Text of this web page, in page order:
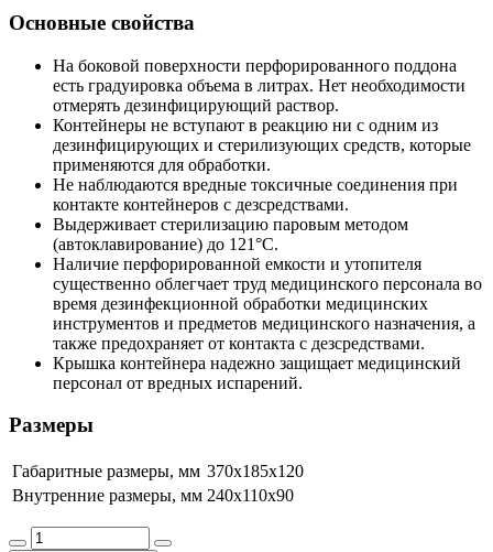
Основные свойства
На боковой поверхности перфорированного поддона
есть градуировка объема в литрах. Нет необходимости
отмерять дезинфицирующий раствор.
Контейнеры не вступают в реакцию ни с одним из
дезинфицирующих и стерилизующих средств, которые
применяются для обработки.
Не наблюдаются вредные токсичные соединения при
контакте контейнеров с дезсредствами.
Выдерживает стерилизацию паровым методом
(автоклавирование) до 121°C.
Наличие перфорированной емкости и утопителя
существенно облегчает труд медицинского персонала во
время дезинфекционной обработки медицинских
инструментов и предметов медицинского назначения, а
также предохраняет от контакта с дезсредствами.
Крышка контейнера надежно защищает медицинский
персонал от вредных испарений.
Размеры
Габаритные размеры, мм 370х185х120
Внутренние размеры, мм 240х110х90